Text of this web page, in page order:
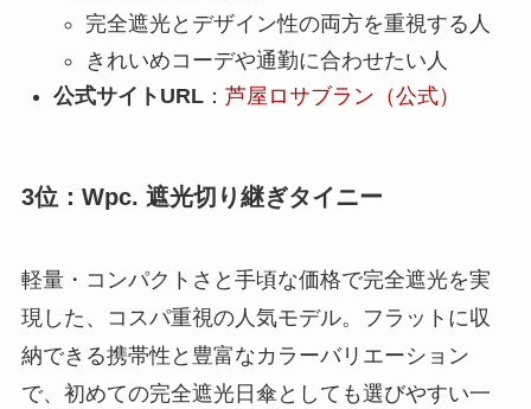
完全遮光とデザイン性の両方を重視する人
きれいめコーデや通勤に合わせたい人
公式サイトURL： 芦屋ロサブラン（公式）
3位：Wpc. 遮光切り継ぎタイニー
軽量・コンパクトさと手頃な価格で完全遮光を実
現した、コスパ重視の人気モデル。フラットに収
納できる携帯性と豊富なカラーバリエーション
で、初めての完全遮光日傘としても選びやすい一